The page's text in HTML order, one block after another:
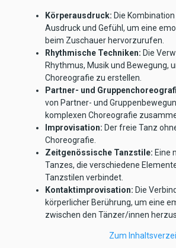
Körperausdruck: Die
Ausdruck und Gefühl, um eine
beim Zuschauer hervorzurufen.
Rhythmische Techniken: Die
Rhythmus, Musik und Bewegung,
Choreografie zu erstellen.
Partner- und
von Partner- und
komplexen Choreografie
Improvisation: Der freie Tanz
Choreografie.
Zeitgenössische Tanzstile: Eine
Tanzes, die verschiedene
Tanzstilen verbindet.
Kontaktimprovisation: Die
körperlicher Berührung, um eine
zwischen den Tänzer/innen
Zum